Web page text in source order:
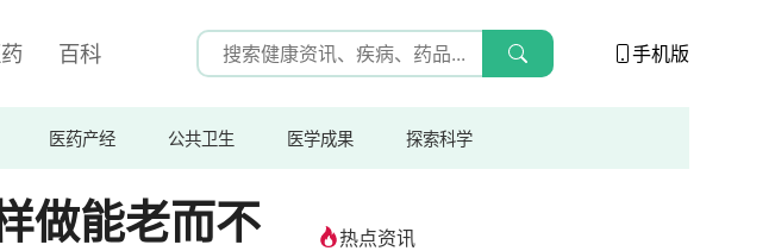
百科 手机版
医药产经 公共卫生 医学成果 探索科学
做能老而不
热点资讯